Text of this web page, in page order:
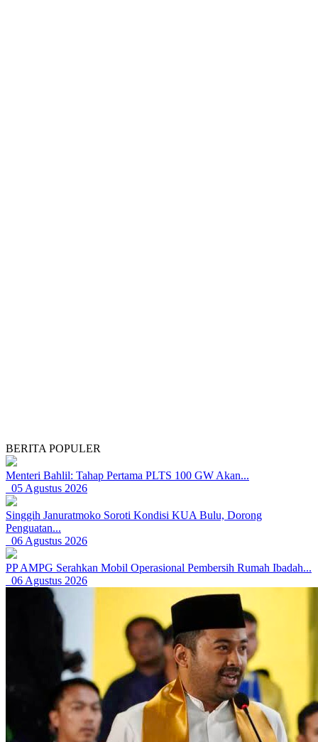
BERITA POPULER
Menteri Bahlil: Tahap Pertama PLTS 100 GW Akan...
05 Agustus 2026
Singgih Januratmoko Soroti Kondisi KUA Bulu, Dorong
Penguatan...
06 Agustus 2026
PP AMPG Serahkan Mobil Operasional Pembersih Rumah Ibadah...
06 Agustus 2026